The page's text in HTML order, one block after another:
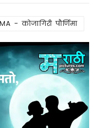
- कोजागिरी पौर्णिमा